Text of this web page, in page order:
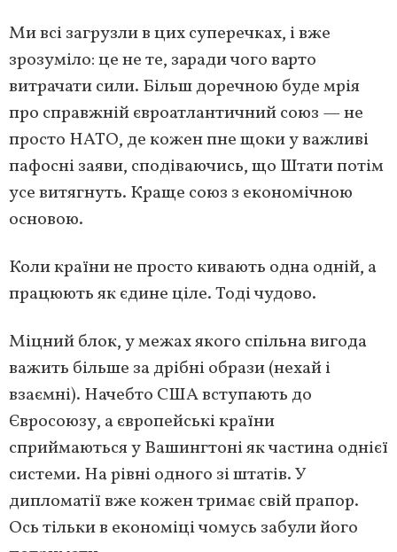
Ми всі загрузли в цих суперечках, і вже
зрозуміло: це не те, заради чого варто
витрачати сили. Більш доречною буде мрія
про справжній євроатлантичний союз — не
просто НАТО, де кожен пне щоки у важливі
пафосні заяви, сподіваючись, що Штати потім
усе витягнуть. Краще союз з економічною
основою.
Коли країни не просто кивають одна одній, а
працюють як єдине ціле. Тоді чудово.
Міцний блок, у межах якого спільна вигода
важить більше за дрібні образи (нехай і
взаємні). Начебто США вступають до
Євросоюзу, а європейські країни
сприймаються у Вашингтоні як частина однієї
системи. На рівні одного зі штатів. У
дипломатії вже кожен тримає свій прапор.
Ось тільки в економіці чомусь забули його